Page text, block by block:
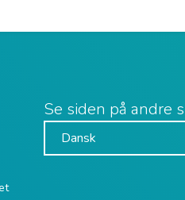
Se siden på andre